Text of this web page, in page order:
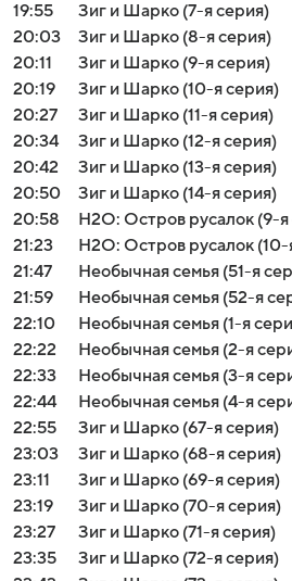
19:55
Зиг и Шарко (7-я серия)
20:03
Зиг и Шарко (8-я серия)
20:11
Зиг и Шарко (9-я серия)
20:19
Зиг и Шарко (10-я серия)
20:27
Зиг и Шарко (11-я серия)
20:34
Зиг и Шарко (12-я серия)
20:42
Зиг и Шарко (13-я серия)
20:50
Зиг и Шарко (14-я серия)
20:58
H2O: Остров русалок (9-я
21:23
H2O: Остров русалок (10-
21:47
Необычная семья (51-я
21:59
Необычная семья (52-я
22:10
Необычная семья (1-я
22:22
Необычная семья (2-я
22:33
Необычная семья (3-я
22:44
Необычная семья (4-я
22:55
Зиг и Шарко (67-я серия)
23:03
Зиг и Шарко (68-я серия)
23:11
Зиг и Шарко (69-я серия)
23:19
Зиг и Шарко (70-я серия)
23:27
Зиг и Шарко (71-я серия)
23:35
Зиг и Шарко (72-я серия)